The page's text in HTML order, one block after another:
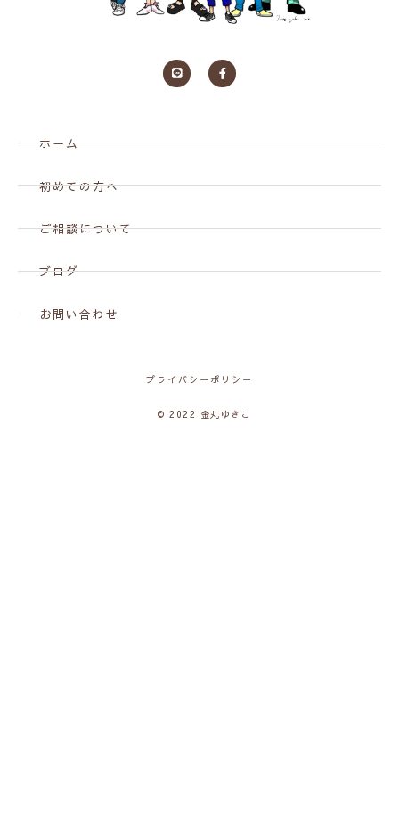
ホーム
初めての方へ
ご相談について
ブログ
お問い合わせ
プライバシーポリシー
© 2022 金丸ゆきこ